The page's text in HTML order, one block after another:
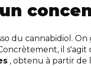
du cannabidiol.
il s'agit
, obtenu à partir de